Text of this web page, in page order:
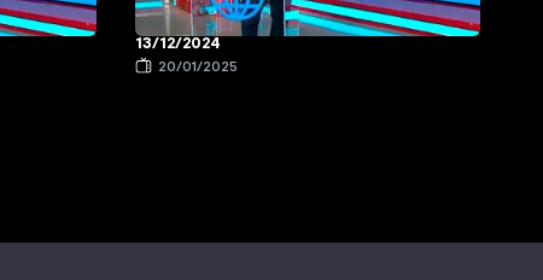
13/12/2024
20/01/2025